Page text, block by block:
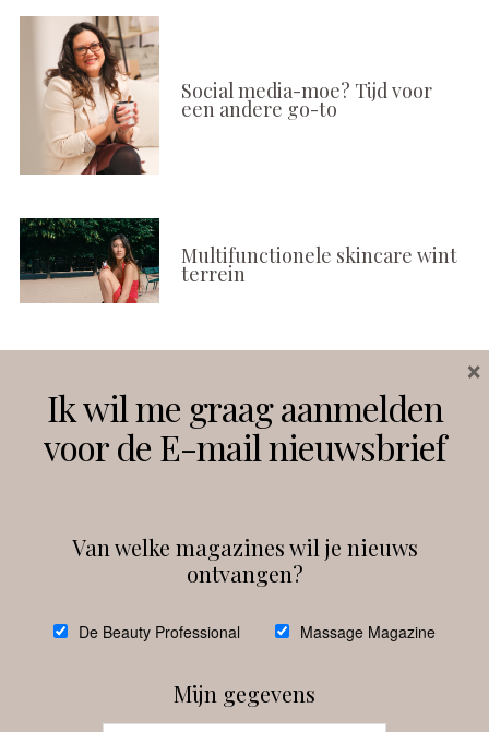
Social media-moe? Tijd voor
een andere go-to
Multifunctionele skincare wint
terrein
Instagram Facebook
debeautyprofessional
Ik wil me graag aanmelden
voor de E-mail nieuwsbrief
Van welke magazines wil je nieuws
ontvangen?
De Beauty Professional Massage Magazine
Mijn gegevens
×